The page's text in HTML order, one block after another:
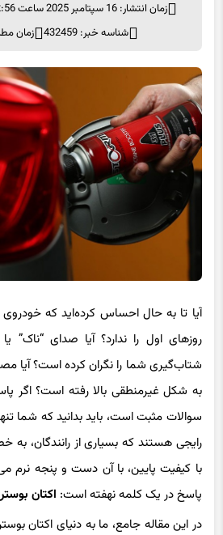
زمان انتشار: 16 سپتامبر 2025 ساعت 12:56
شناسه خبر: 432459
زمان
آیا تا به حال احساس کرده‌اید که
روزهای اول را ندارد؟ آیا صدای “ناک”
شتاب‌گیری شما را نگران کرده است؟
به شکل غیرمنطقی بالا رفته است؟ اگر
سوالات مثبت است، باید بدانید که شما
رایجی هستند که بسیاری از رانندگان، به
با کیفیت پایین، با آن دست و پنجه نرم
پاسخ در یک کلمه نهفته است: اکتان بوستر
در این مقاله جامع، ما به دنیای اکتان